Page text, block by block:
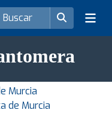
Murcia
de Murcia